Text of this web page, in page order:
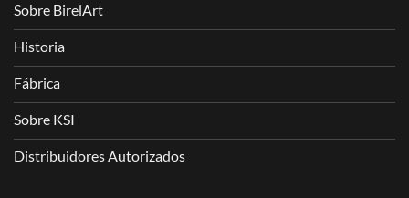
Sobre BirelArt
Historia
Fábrica
Sobre KSI
Distribuidores Autorizados